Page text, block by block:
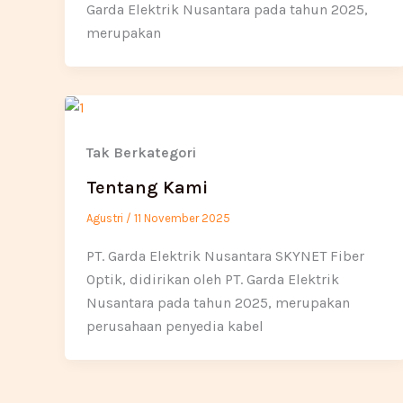
Garda Elektrik Nusantara pada tahun 2025,
merupakan
Tak Berkategori
Tentang Kami
Agustri / 11 November 2025
PT. Garda Elektrik Nusantara SKYNET Fiber
Optik, didirikan oleh PT. Garda Elektrik
Nusantara pada tahun 2025, merupakan
perusahaan penyedia kabel